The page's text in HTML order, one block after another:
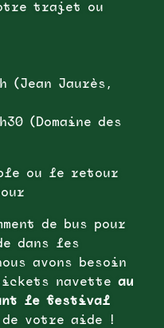
trajet ou
(Jean Jaurès,
(Domaine des
ou le retour
de bus pour
dans les
avons besoin
navette au
le festival
votre aide !